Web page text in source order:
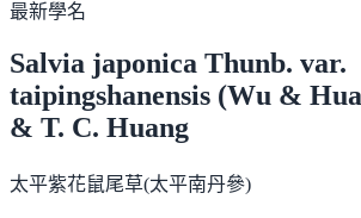
最新學名
Salvia japonica Thunb. var.
taipingshanensis (Wu &
& T. C. Huang
太平紫花鼠尾草(太平南丹參)